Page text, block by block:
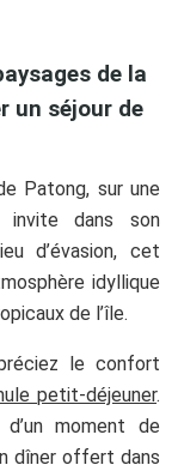
de la
un séjour de
Patong, sur une
invite dans son
d’évasion, cet
idyllique
de l’île.
le confort
petit-déjeuner.
moment de
dîner offert dans